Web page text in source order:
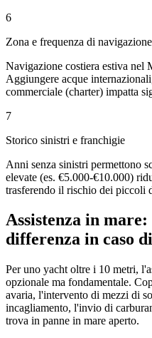
6
Zona e frequenza di navigazione
Navigazione costiera estiva nel
Aggiungere acque
commerciale (charter) impatta
7
Storico sinistri e franchigie
Anni senza sinistri permettono
elevate (es. €5.000-€10.000)
trasferendo il rischio dei piccoli
Assistenza in
differenza in caso
Per uno yacht oltre i 10 metri,
opzionale ma fondamentale.
avaria, l'intervento di mezzi di
incagliamento, l'invio di
trova in panne in mare aperto.